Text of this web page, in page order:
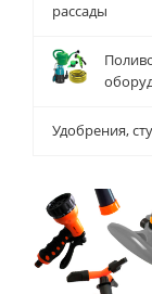
рассады
Удобрения,